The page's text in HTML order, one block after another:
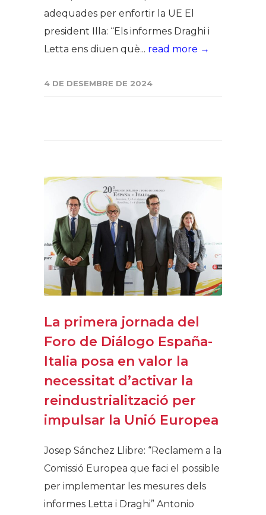
adequades per enfortir la UE El
president Illa: “Els informes Draghi i
Letta ens diuen què... read more →
4 DE DESEMBRE DE 2024
La primera jornada del
Foro de Diálogo España-
Italia posa en valor la
necessitat d’activar la
reindustrialització per
impulsar la Unió Europea
Josep Sánchez Llibre: “Reclamem a la
Comissió Europea que faci el possible
per implementar les mesures dels
informes Letta i Draghi” Antonio